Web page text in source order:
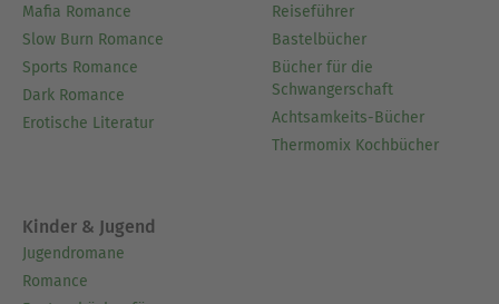
Mafia Romance
Slow Burn Romance
Sports Romance
Dark Romance
Erotische Literatur
Reiseführer
Bastelbücher
Bücher für die
Schwangerschaft
Achtsamkeits-Bücher
Thermomix Kochbücher
Kinder & Jugend
Jugendromane
Romance